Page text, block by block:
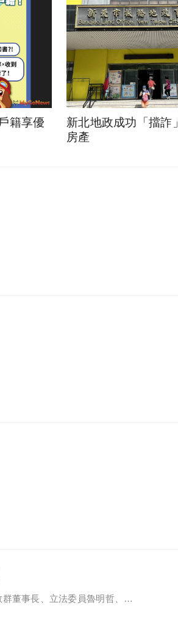
籍享優
新北地政成功「擋詐
房產
董事長、立法委員魯明哲、財